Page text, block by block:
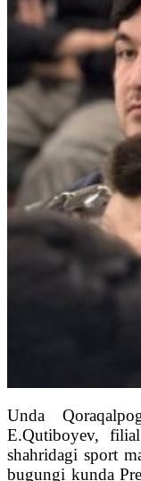
Unda
E.Qutiboyev,
shahridagi sport
bugungi kunda